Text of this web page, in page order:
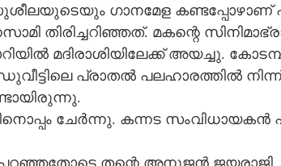
​സു​ശീ​ല​യു​ടെ​യും​ ​ഗാ​ന​മേ​ള​ ​ക​ണ്ട​പ്പോ​ഴാ​ണ്
​തി​രി​ച്ച​റി​ഞ്ഞ​ത്.​ ​മ​ക​ന്റെ​
​മ​ദി​രാ​ശി​യി​ലേ​ക്ക് ​അ​യ​ച്ചു.​
​പ്രാ​ത​ൽ​ ​പ​ല​ഹാ​ര​ത്തി​ൽ​
​ചേ​ർ​ന്നു.​ ​ക​ന്ന​ട​ ​സം​വി​ധാ​യ​ക​ൻ​
​പ​റ​ഞ്ഞ​തോ​ടെ​ ​ത​ന്റെ​ ​അ​നു​ജ​ൻ​ ​ജ​യ​രാ​ജി​